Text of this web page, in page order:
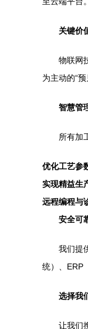
关键价
物联网
为主动的“
智慧管
所有加
优化工艺参
实现精益生
远程编程与
安全可
我们提
统）、ERP
选择我
让我们